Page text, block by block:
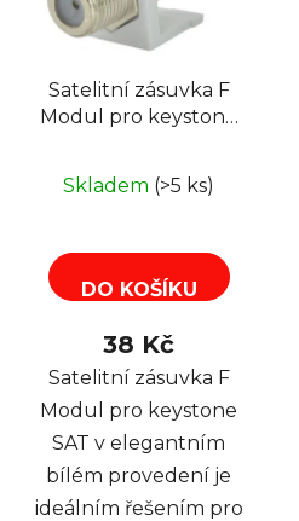
Satelitní zásuvka F
Modul pro keystone
Skladem (>5 ks)
DO KOŠÍKU
38 Kč
Satelitní zásuvka F
Modul pro keystone
SAT v elegantním
bílém provedení je
ideálním řešením pro